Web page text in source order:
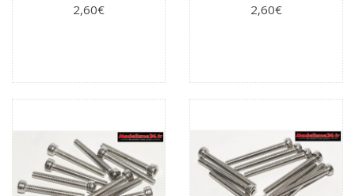
2,60€
2,60€